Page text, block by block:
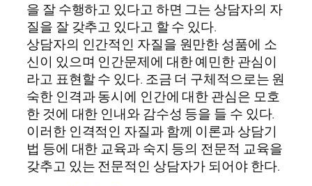
을 잘 수행하고 있다고 하면 그는 상담자의 자
질을 잘 갖추고 있다고 할 수 있다.
상담자의 인간적인 자질을 원만한 성품에 소
신이 있으며 인간문제에 대한 예민한 관심이
라고 표현할 수 있다. 조금 더 구체적으로는 원
숙한 인격과 동시에 인간에 대한 관심은 모호
한 것에 대한 인내와 감수성 등을 들 수 있다.
이러한 인격적인 자질과 함께 이론과 상담기
법 등에 대한 교육과 숙지 등의 전문적 교육을
갖추고 있는 전문적인 상담자가 되어야 한다.